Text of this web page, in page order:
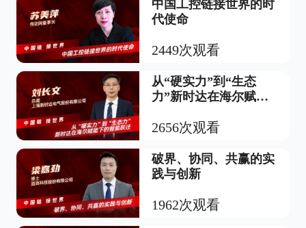
中国工控链接世界的时
代使命
2449次观看
从“硬实力”到“生态
力”新时达在海尔赋能
2656次观看
破界、协同、共赢的实
践与创新
1962次观看